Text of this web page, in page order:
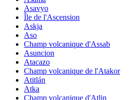
Asavyo
Île de l'Ascension
Askja
Aso
Champ volcanique d'Assab
Asuncion
Atacazo
Champ volcanique de l'Atakor
Atitlán
Atka
Champ volcanique d'Atlin